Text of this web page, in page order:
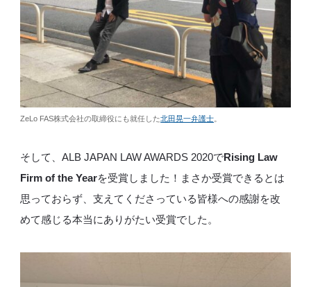
ZeLo FAS株式会社の取締役にも就任した北田晃一弁護士
そして、ALB JAPAN LAW AWARDS 2020でRising Law
Firm of the Yearを受賞しました！まさか受賞できるとは
思っておらず、支えてくださっている皆様への感謝を改
めて感じる本当にありがたい受賞でした。